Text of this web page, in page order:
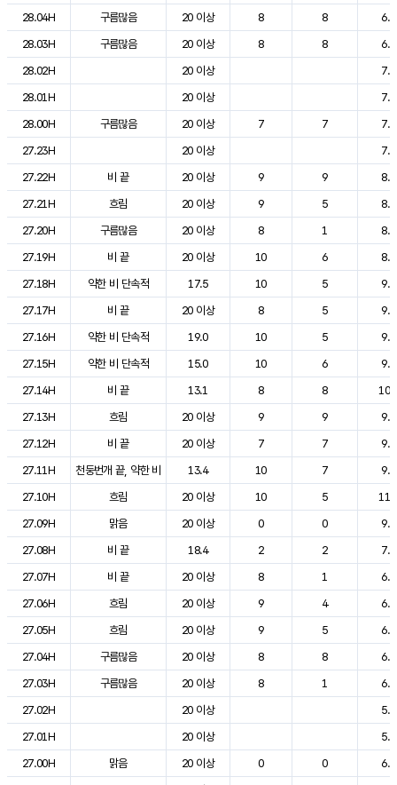
28.04H
구름많음 20 이상 8 8
6.8
28.03H
구름많음 20 이상 8 8
6.9
28.02H
20 이상
7.0
28.01H
20 이상
7.1
28.00H
구름많음 20 이상 7 7
7.2
27.23H
20 이상
7.6
27.22H
비 끝 20 이상 9 9
8.1
27.21H
흐림 20 이상 9 5
8.6
27.20H
구름많음 20 이상 8 1
8.6
27.19H
비 끝 20 이상 10 6
8.9
27.18H
약한 비 단속적 17.5 10 5
9.3
27.17H
비 끝 20 이상 8 5
9.6
27.16H
약한 비 단속적 19.0 10 5
9.8
27.15H
약한 비 단속적 15.0 10 6
9.6
27.14H
비 끝 13.1 8 8
27.13H
흐림 20 이상 9 9
9.9
27.12H
비 끝 20 이상 7 7
9.6
27.11H
천둥번개 끝, 약한 비 13.4 10 7
9.8
27.10H
흐림 20 이상 10 5
27.09H
맑음 20 이상 0 0
9.0
27.08H
비 끝 18.4 2 2
7.4
27.07H
비 끝 20 이상 8 1
6.6
27.06H
흐림 20 이상 9 4
6.8
27.05H
흐림 20 이상 9 5
6.6
27.04H
구름많음 20 이상 8 8
6.9
27.03H
구름많음 20 이상 8 1
6.1
27.02H
20 이상
5.9
27.01H
20 이상
5.7
27.00H
맑음 20 이상 0 0
6.1